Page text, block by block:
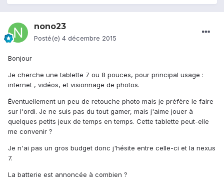
nono23
Posté(e) 4 décembre 2015
Bonjour
Je cherche une tablette 7 ou 8 pouces, pour principal usage :
internet , vidéos, et visionnage de photos.
Éventuellement un peu de retouche photo mais je préfère le faire
sur l'ordi. Je ne suis pas du tout gamer, mais j'aime jouer à
quelques petits jeux de temps en temps. Cette tablette peut-elle
me convenir ?
Je n'ai pas un gros budget donc j'hésite entre celle-ci et la nexus
7.
La batterie est annoncée à combien ?